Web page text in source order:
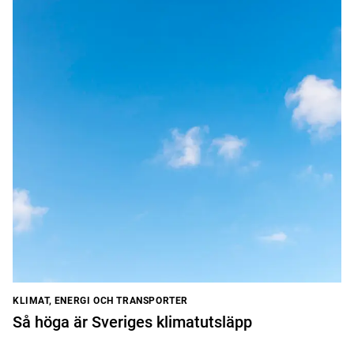
KLIMAT, ENERGI OCH TRANSPORTER
Så höga är Sveriges klimatutsläpp